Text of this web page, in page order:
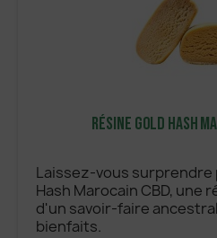
Résine Gold Hash
Laissez-vous surprendre
Hash Marocain CBD, une
d'un savoir-faire
bienfaits.